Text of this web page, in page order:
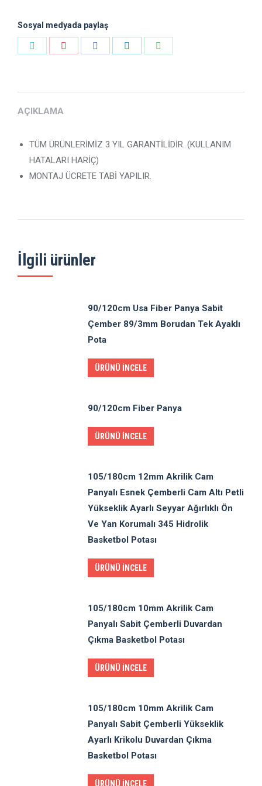
Sosyal medyada paylaş
AÇIKLAMA
TÜM ÜRÜNLERİMİZ 3 YIL GARANTİLİDİR. (KULLANIM
HATALARI HARİÇ)
MONTAJ ÜCRETE TABİ YAPILIR.
İlgili ürünler
90/120cm Usa Fiber Panya Sabit
Çember 89/3mm Borudan Tek Ayaklı
Pota
ÜRÜNÜ İNCELE
90/120cm Fiber Panya
ÜRÜNÜ İNCELE
105/180cm 12mm Akrilik Cam
Panyalı Esnek Çemberli Cam Altı Petli
Yükseklik Ayarlı Seyyar Ağırlıklı Ön
Ve Yan Korumalı 345 Hidrolik
Basketbol Potası
ÜRÜNÜ İNCELE
105/180cm 10mm Akrilik Cam
Panyalı Sabit Çemberli Duvardan
Çıkma Basketbol Potası
ÜRÜNÜ İNCELE
105/180cm 10mm Akrilik Cam
Panyalı Sabit Çemberli Yükseklik
Ayarlı Krikolu Duvardan Çıkma
Basketbol Potası
ÜRÜNÜ İNCELE